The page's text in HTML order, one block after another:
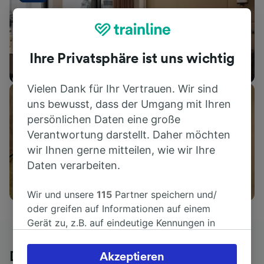
Unterkünfte
Die ehrliche Meinung von Trainline-
Ihre Privatsphäre ist uns wichtig
Vielen Dank für Ihr Vertrauen. Wir sind
uns bewusst, dass der Umgang mit Ihren
persönlichen Daten eine große
Verantwortung darstellt. Daher möchten
wir Ihnen gerne mitteilen, wie wir Ihre
Daten verarbeiten.
Wir und unsere115 Partner speichern und/
oder greifen auf Informationen auf einem
Gerät zu, z.B. auf eindeutige Kennungen in
verarbeiten. Sie können Ihre Präferenzen
Akzeptieren